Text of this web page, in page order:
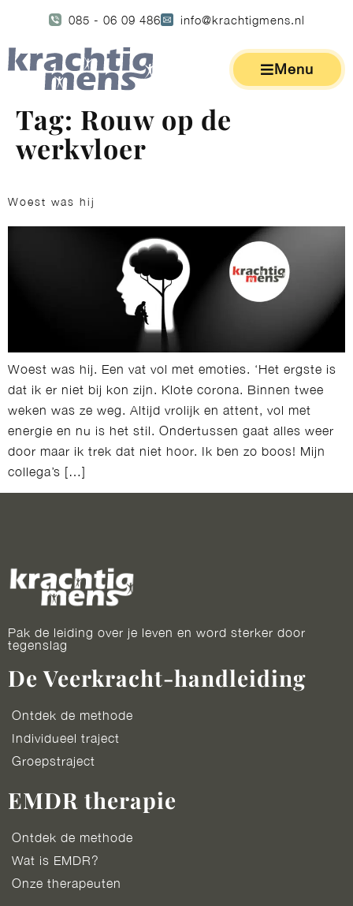
085 - 06 09 486 info@krachtigmens.nl
Menu
Tag: Rouw op de
werkvloer
Woest was hij
Woest was hij. Een vat vol met emoties. ‘Het ergste is
dat ik er niet bij kon zijn. Klote corona. Binnen twee
weken was ze weg. Altijd vrolijk en attent, vol met
energie en nu is het stil. Ondertussen gaat alles weer
door maar ik trek dat niet hoor. Ik ben zo boos! Mijn
collega’s […]
Pak de leiding over je leven en word sterker door
tegenslag
De Veerkracht-handleiding
Ontdek de methode
Individueel traject
Groepstraject
EMDR therapie
Ontdek de methode
Wat is EMDR?
Onze therapeuten